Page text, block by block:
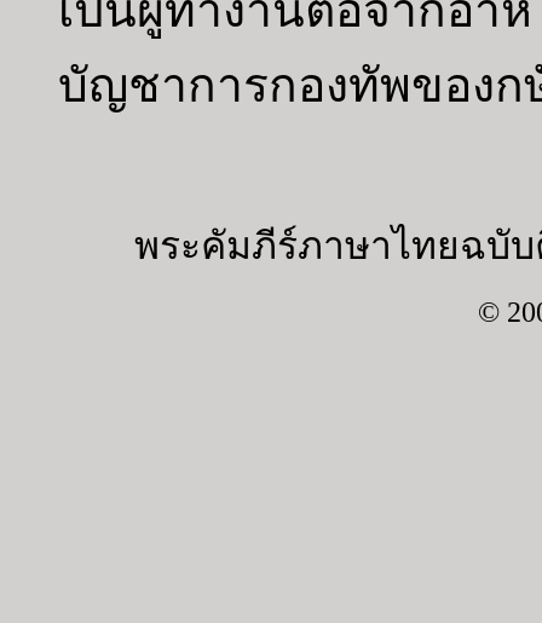
บัญชาการกองทัพของก
พระคัมภีร์ภาษาไทยฉบับ
©